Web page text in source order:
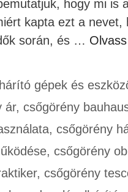
hogy mi is
kapta ezt a nevet,
során, és …
gépek és
ár, csőgörény
, csőgörény
, csőgörény
, csőgörény